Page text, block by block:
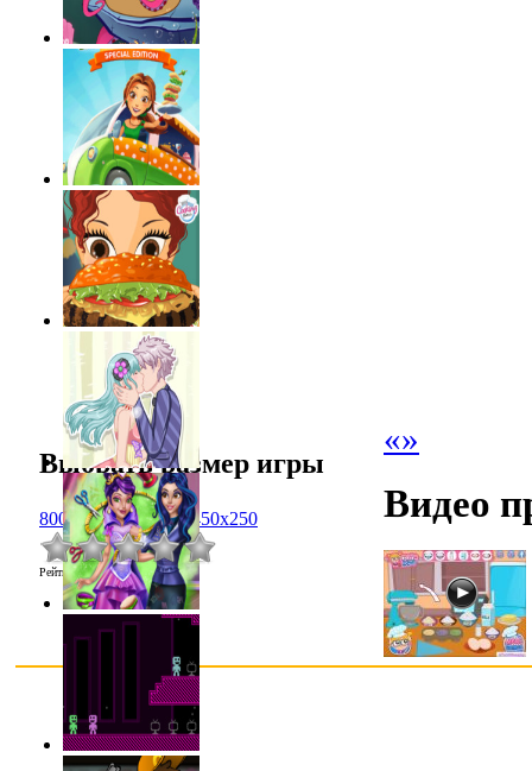
«»
Выбрать размер игры
800x600 1024x768 450x250
Рейтинг :0.0/0
Видео